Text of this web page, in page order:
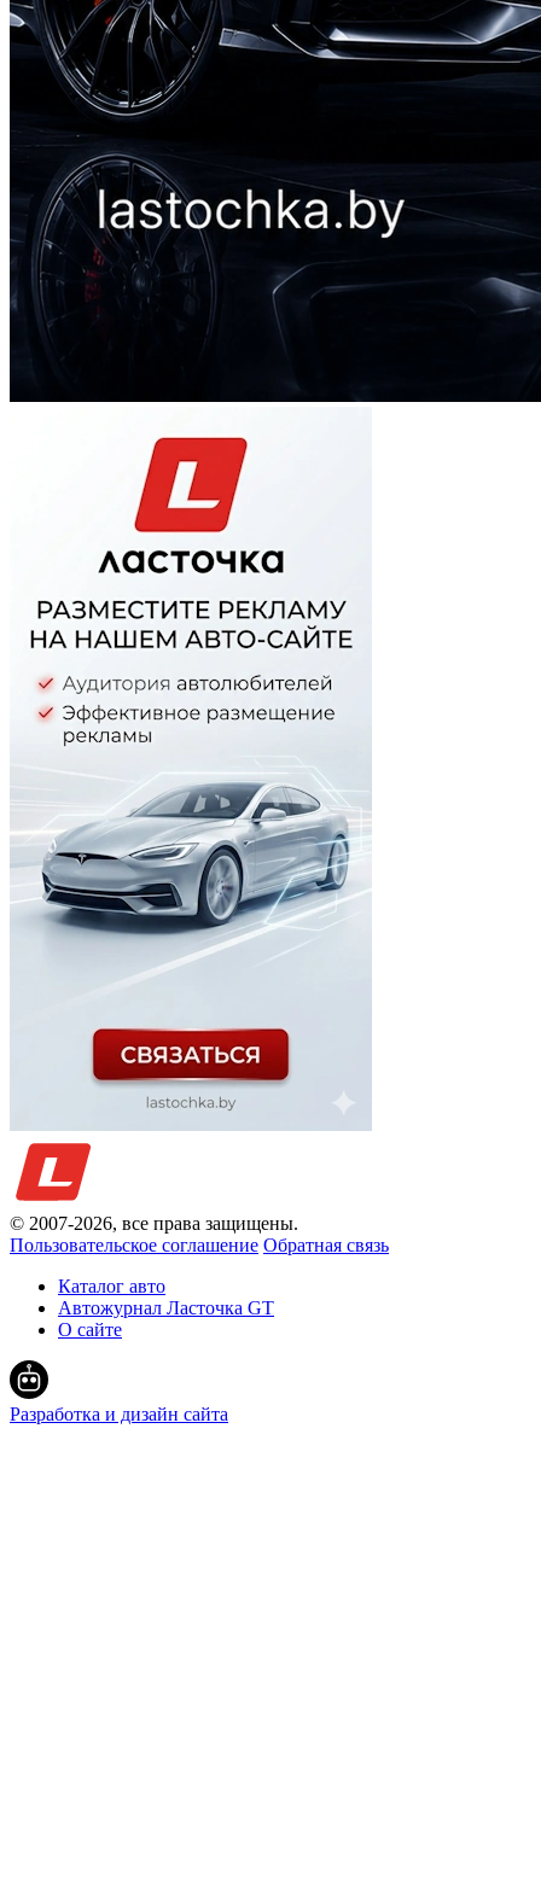
© 2007-2026, все права защищены.
Пользовательское соглашение Обратная связь
Каталог авто
Автожурнал Ласточка GT
О сайте
Разработка и дизайн сайта